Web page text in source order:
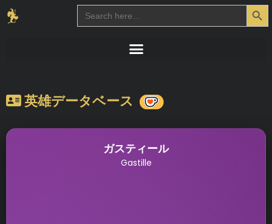
Search
for:
Search Button
英雄データベース
ガスティール
Gastille